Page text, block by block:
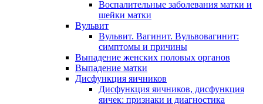
Воспалительные заболевания матки и
шейки матки
Вульвит
Вульвит. Вагинит. Вульвовагинит:
симптомы и причины
Выпадение женских половых органов
Выпадение матки
Дисфункция яичников
Дисфункция яичников, дисфункция
яичек: признаки и диагностика